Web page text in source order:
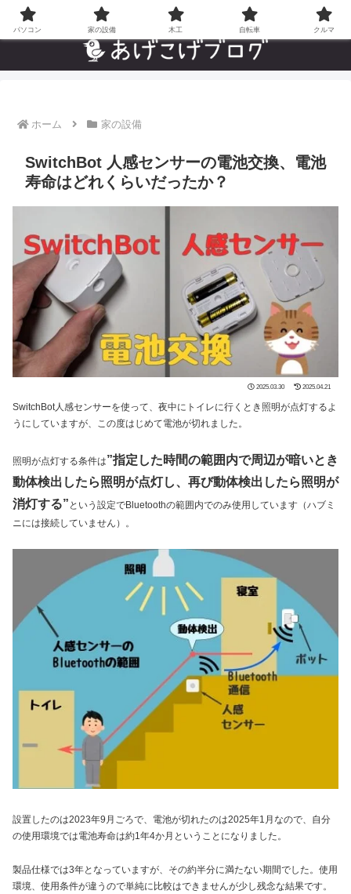
自分でやった”あんなことやこんなこと”の趣味ブログ
ホーム 家の設備
SwitchBot 人感センサーの電池交換、電池
寿命はどれくらいだったか？
2025.03.30 2025.04.21
SwitchBot人感センサーを使って、夜中にトイレに行くとき照明が点灯するよ
うにしていますが、この度はじめて電池が切れました。
照明が点灯する条件は”指定した時間の範囲内で周辺が暗いとき
動体検出したら照明が点灯し、再び動体検出したら照明が
消灯する” という設定でBluetoothの範囲内でのみ使用しています（ハブミ
ニには接続していません）。
設置したのは2023年9月ごろで、電池が切れたのは2025年1月なので、自分
の使用環境では電池寿命は約1年4か月ということになりました。
製品仕様では3年となっていますが、その約半分に満たない期間でした。使用
環境、使用条件が違うので単純に比較はできませんが少し残念な結果です。
パソコン 家の設備 木工 自転車 クルマ